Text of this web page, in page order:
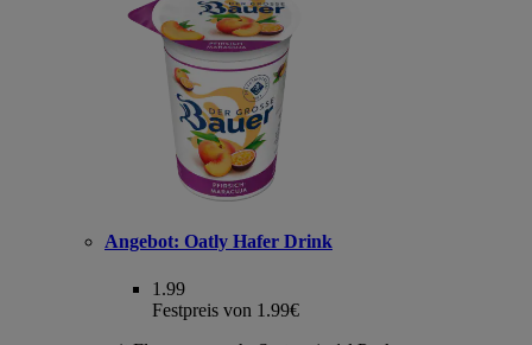
Angebot: Oatly Hafer Drink
1.99
Festpreis von 1.99€